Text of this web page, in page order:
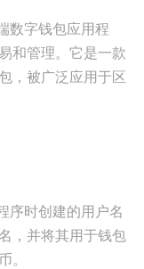
数字钱包应用程
和管理。它是一款
，被广泛应用于区
序时创建的用户名
，并将其用于钱包
。